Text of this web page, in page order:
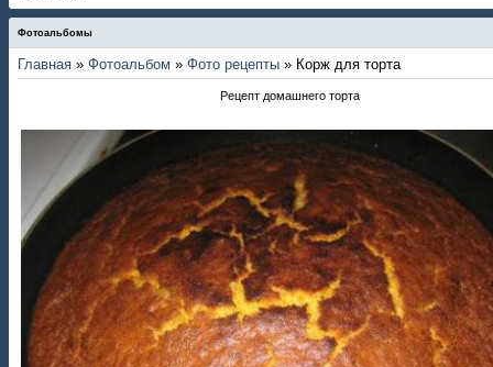
Фотоальбомы
Главная » Фотоальбом » Фото рецепты » Корж для торта
Рецепт домашнего торта